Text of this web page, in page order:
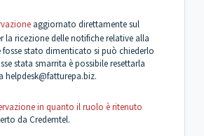
aggiornato direttamente sul
la ricezione delle notifiche relative alla
stato dimenticato si può chiederlo
stata smarrita è possibile resettarla
helpdesk@fatturepa.biz.
in quanto il ruolo è ritenuto
da Credemtel.